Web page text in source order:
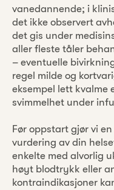
vanedannende; i
det ikke observert
det gis under
aller fleste tåler
– eventuelle
regel milde og
eksempel lett kvalme
svimmelhet under
Før oppstart gjør vi
vurdering av din
enkelte med alvorlig
høyt blodtrykk eller
kontraindikasjoner